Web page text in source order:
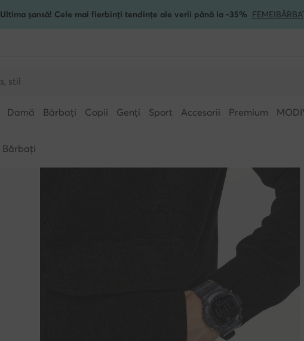
Ultima șansă! Cele mai fierbinți tendințe ale verii până la -35% FEMEI
Damă Bărbați Copii Genți Sport Accesorii Premium
Bărbați